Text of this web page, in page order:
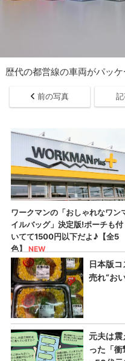
歴代の都営線の車両がパッ
前の写真